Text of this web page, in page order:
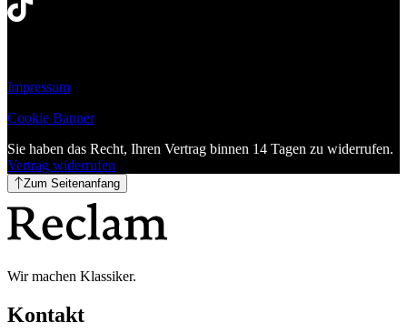
Impressum
Cookie Banner
Sie haben das Recht, Ihren Vertrag binnen 14 Tagen zu widerrufen.
Vertrag widerrufen
Zum Seitenanfang
Wir machen Klassiker.
Kontakt